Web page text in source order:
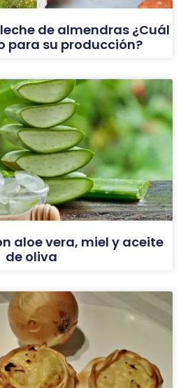
de almendras ¿Cuál
para su producción?
aloe vera, miel y aceite
de oliva